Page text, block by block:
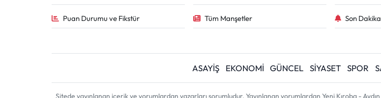
Puan Durumu ve Fikstür Tüm Manşetler Son
ASAYİŞ EKONOMİ GÜNCEL SİYASET SPOR
Sitede yayınlanan içerik ve yorumlardan yazarları sorumludur. Yayınlanan yorumlardan Yeni Kıroba -